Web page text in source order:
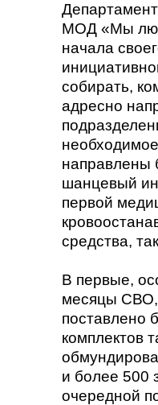
МОД «Мы
начала
собирать,
адресно
направлены
шанцевый
первой
средства,
В первые,
месяцы СВО,
поставлено
комплектов
и более 500
очередной